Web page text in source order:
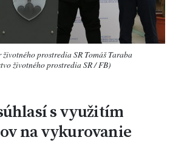
prostredia SR Tomáš Taraba
životného prostredia SR / FB)
s využitím
na vykurovanie